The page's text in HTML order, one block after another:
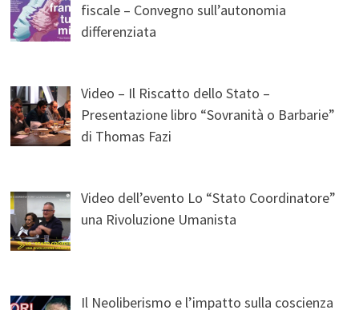
fiscale – Convegno sull’autonomia
differenziata
Video – Il Riscatto dello Stato –
Presentazione libro “Sovranità o Barbarie”
di Thomas Fazi
Video dell’evento Lo “Stato Coordinatore”
una Rivoluzione Umanista
Il Neoliberismo e l’impatto sulla coscienza